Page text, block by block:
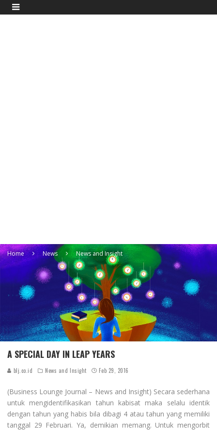
Home News News and Insight
A SPECIAL DAY IN LEAP YEARS
blj.co.id News and Insight Feb 29, 2016
(Business Lounge Journal – News and Insight) Secara sederhana
untuk mengidentifikasikan tahun kabisat maka selalu identik
dengan tahun yang habis bila dibagi 4 atau tahun yang memiliki
tanggal 29 Februari. Ya, demikian memang. Untuk mengorbit